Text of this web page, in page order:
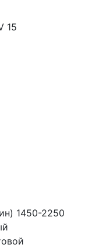
15
1450-2250